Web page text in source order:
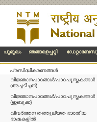
പൂമുഖം ഞങ്ങളെപ്പറ്റി
പ്രസിദ്ധീകരണങ്ങള്‍
വിജ്ഞാനപാഠങ്ങൾ/പാഠപുസ്തകങ്ങൾ
(അച്ചടിച്ചത്)
വിജ്ഞാനപാഠങ്ങൾ/പാഠപുസ്തകങ്ങൾ
(ഇബുക്ക്)
വിവർത്തന തത്തുല്യത ഭാരതീയ
ഭാഷകളിൽ